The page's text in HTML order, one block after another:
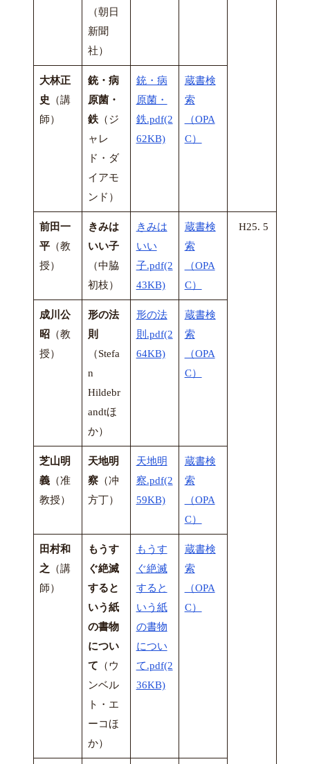
（朝日
新聞
社）
大林正
史 （講
師）
銃・病
原菌・
鉄（ジ
ャレ
ド・ダ
イアモ
ンド）
銃・病
原菌・
鉄.pdf(2
62KB)
蔵書検
索
（OPA
C）
前田一
平（教
授）
きみは
いい子
（中脇
初枝）
きみは
いい
子.pdf(2
43KB)
蔵書検
索
（OPA
C）
H25. 5
成川公
昭（教
授）
形の法
則
（Stefa
n
Hildebr
andtほ
か）
形の法
則.pdf(2
64KB)
蔵書検
索
（OPA
C）
芝山明
義（准
教授）
天地明
察（冲
方丁）
天地明
察.pdf(2
59KB)
蔵書検
索
（OPA
C）
田村和
之 （講
師）
もうす
ぐ絶滅
すると
いう紙
の書物
につい
て （ウ
ンベル
ト・エ
ーコほ
か）
もうす
ぐ絶滅
すると
いう紙
の書物
につい
て.pdf(2
36KB)
蔵書検
索
（OPA
C）